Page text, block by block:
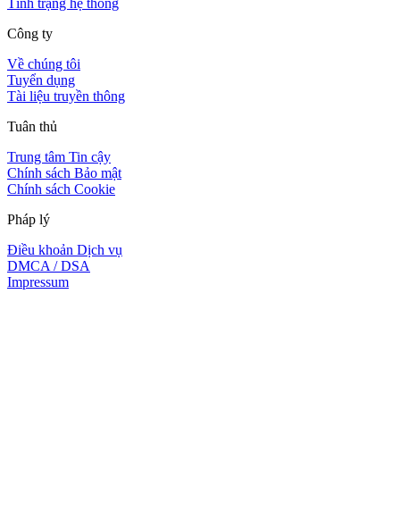
Công ty
Về chúng tôi
Tuyển dụng
Tài liệu truyền thông
Tuân thủ
Trung tâm Tin cậy
Chính sách Bảo mật
Chính sách Cookie
Pháp lý
Điều khoản Dịch vụ
DMCA / DSA
Impressum